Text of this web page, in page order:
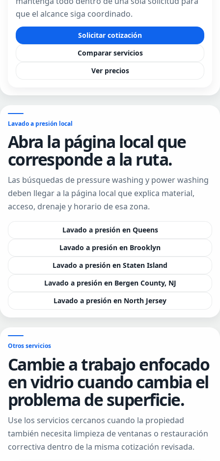
que el alcance siga coordinado.
Solicitar cotización
Comparar servicios
Ver precios
Lavado a presión local
Abra la página local que
corresponde a la ruta.
Las búsquedas de pressure washing y power washing
deben llegar a la página local que explica material,
acceso, drenaje y horario de esa zona.
Lavado a presión en Queens
Lavado a presión en Brooklyn
Lavado a presión en Staten Island
Lavado a presión en Bergen County, NJ
Lavado a presión en North Jersey
Otros servicios
Cambie a trabajo enfocado
en vidrio cuando cambia el
problema de superficie.
Use los servicios cercanos cuando la propiedad
también necesita limpieza de ventanas o restauración
correctiva dentro de la misma cotización revisada.